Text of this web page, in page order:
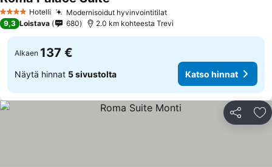
4 Tähtiluokitus
Hotelli Modernisoidut hyvinvointitilatKatso hinnat
9,3 Loistava 680 2.0 km kohteesta Trevi
Alkaen 137 €
Näytä hinnat 5 sivustolta Katso hinnat
Jaa